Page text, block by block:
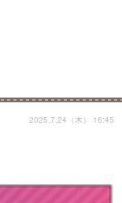
2025.7.24（木） 16:45